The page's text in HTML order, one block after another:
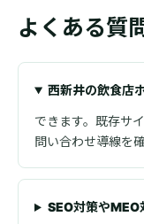
よくある質
西新井の飲食店
できます。既存サ
問い合わせ導線を
SEO対策やMEO